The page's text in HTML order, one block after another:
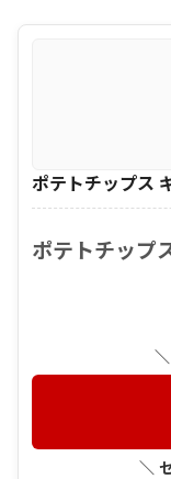
ポテトチップス
ポテトチップ
＼